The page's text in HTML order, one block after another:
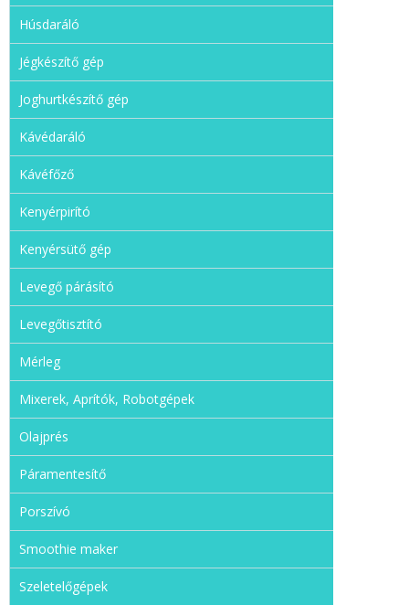
Húsdaráló
Jégkészítő gép
Joghurtkészítő gép
Kávédaráló
Kávéfőző
Kenyérpirító
Kenyérsütő gép
Levegő párásító
Levegőtisztító
Mérleg
Mixerek, Aprítók, Robotgépek
Olajprés
Páramentesítő
Porszívó
Smoothie maker
Szeletelőgépek